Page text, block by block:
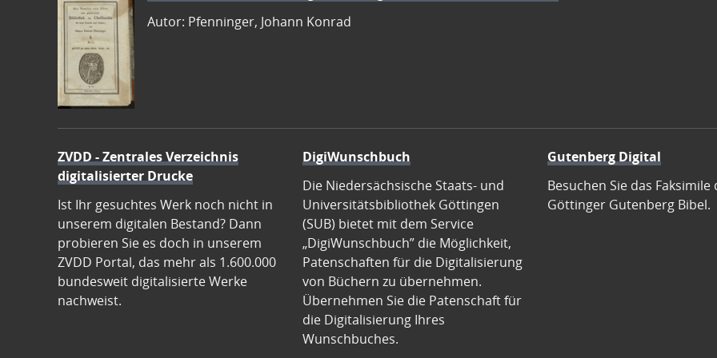
Autor: Pfenninger, Johann Konrad
ZVDD - Zentrales Verzeichnis
digitalisierter Drucke
Ist Ihr gesuchtes Werk noch nicht in
unserem digitalen Bestand? Dann
probieren Sie es doch in unserem
ZVDD Portal, das mehr als 1.600.000
bundesweit digitalisierte Werke
nachweist.
DigiWunschbuch
Die Niedersächsische Staats- und
Universitätsbibliothek Göttingen
(SUB) bietet mit dem Service
„DigiWunschbuch” die Möglichkeit,
Patenschaften für die Digitalisierung
von Büchern zu übernehmen.
Übernehmen Sie die Patenschaft für
die Digitalisierung Ihres
Wunschbuches.
Gutenberg Digital
Besuchen Sie das Faksimile
Göttinger Gutenberg Bibel.